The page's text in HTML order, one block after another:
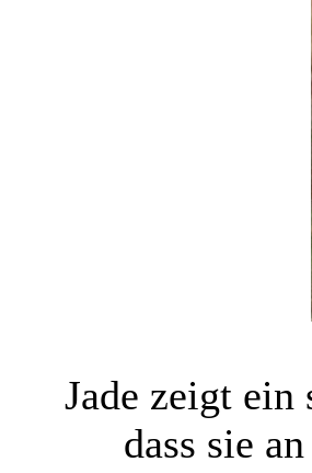
Jade zeigt
dass sie